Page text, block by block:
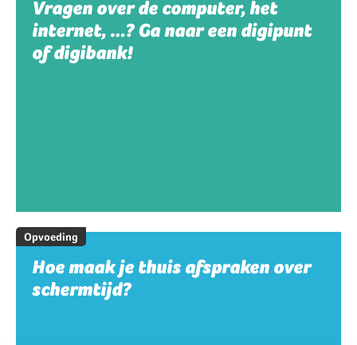
Vragen over de computer, het
internet, …? Ga naar een digipunt
of digibank!
Opvoeding
Hoe maak je thuis afspraken over
schermtijd?